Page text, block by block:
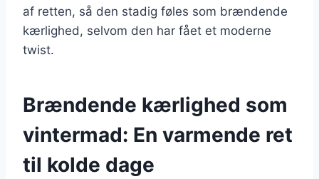
af retten, så den stadig føles som brændende
kærlighed, selvom den har fået et moderne
twist.
Brændende kærlighed som
vintermad: En varmende ret
til kolde dage